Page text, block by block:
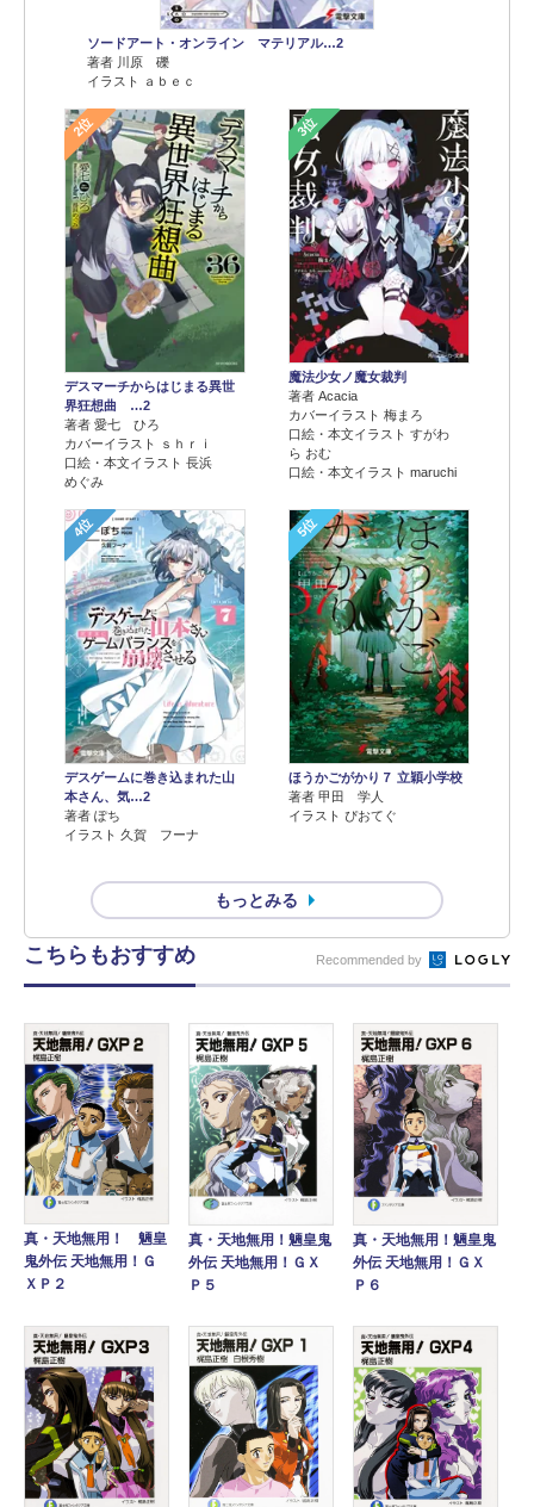
ソードアート・オンライン マテリアル…2
著者 川原 礫
イラスト ａｂｅｃ
2位
デスマーチからはじまる異世
界狂想曲 …2
著者 愛七 ひろ
カバーイラスト ｓｈｒｉ
口絵・本文イラスト 長浜
めぐみ
3位
魔法少女ノ魔女裁判
著者 Acacia
カバーイラスト 梅まろ
口絵・本文イラスト すがわ
ら おむ
口絵・本文イラスト maruchi
4位
デスゲームに巻き込まれた山
本さん、気…2
著者 ぽち
イラスト 久賀 フーナ
5位
ほうかごがかり７ 立穎小学校
著者 甲田 学人
イラスト ぴおてぐ
もっとみる
こちらもおすすめ Recommended by
真・天地無用！ 魎皇
鬼外伝 天地無用！Ｇ
ＸＰ２
真・天地無用！魎皇鬼
外伝 天地無用！ＧＸ
Ｐ５
真・天地無用！魎皇鬼
外伝 天地無用！ＧＸ
Ｐ６